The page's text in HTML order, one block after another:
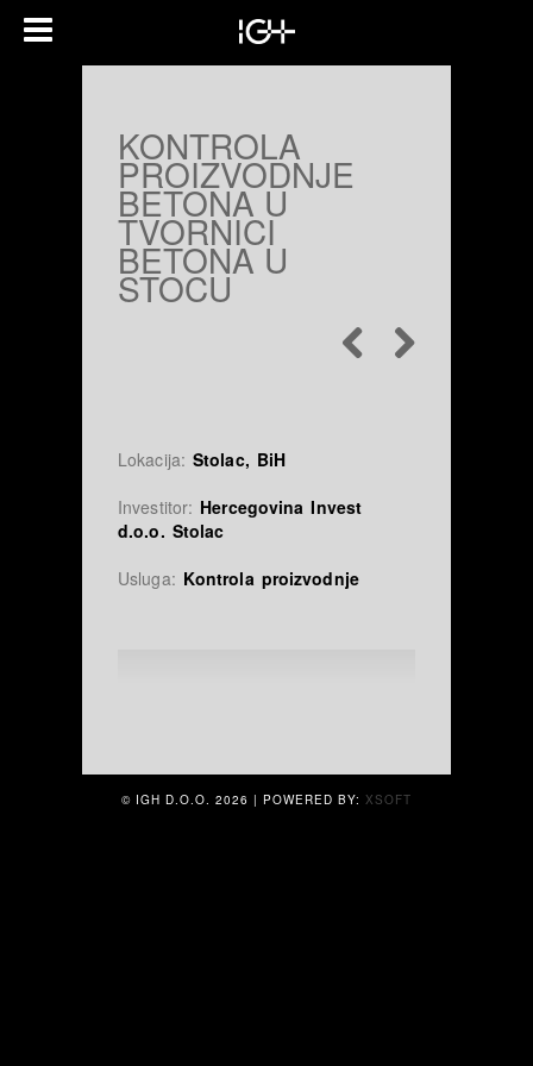
KONTROLA
PROIZVODNJE
BETONA U
TVORNICI
BETONA U
STOCU
Lokacija: Stolac, BiH
Investitor: Hercegovina Invest
d.o.o. Stolac
Usluga: Kontrola proizvodnje
© IGH D.O.O. 2026 | POWERED BY: XSOFT